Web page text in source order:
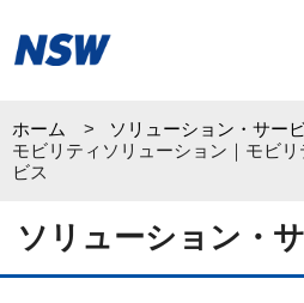
ホーム
ソリューション・サー
モビリティソリューション｜モビ
ビス
ソリューション・